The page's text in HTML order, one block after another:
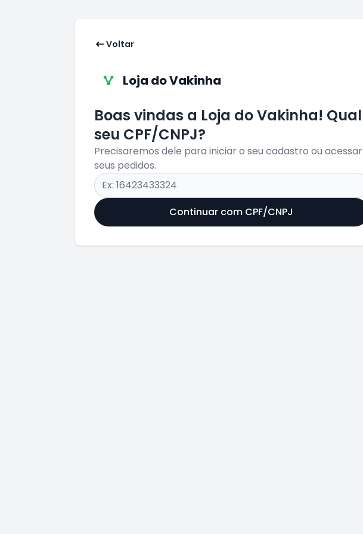
Voltar
Loja do Vakinha
Boas vindas a Loja do Vakinha! Qual
seu CPF/CNPJ?
Precisaremos dele para iniciar o seu cadastro ou acessar
seus pedidos.
Continuar com CPF/CNPJ